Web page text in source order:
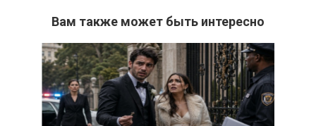
Вам также может быть интересно